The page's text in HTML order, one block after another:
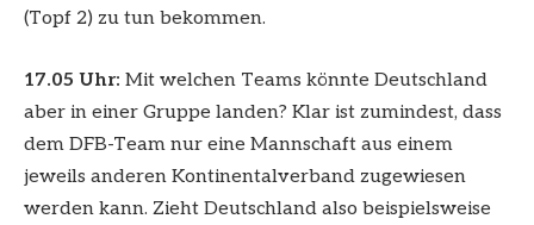
(Topf 2) zu tun bekommen.
17.05 Uhr: Mit welchen Teams könnte Deutschland
aber in einer Gruppe landen? Klar ist zumindest, dass
dem DFB-Team nur eine Mannschaft aus einem
jeweils anderen Kontinentalverband zugewiesen
werden kann. Zieht Deutschland also beispielsweise